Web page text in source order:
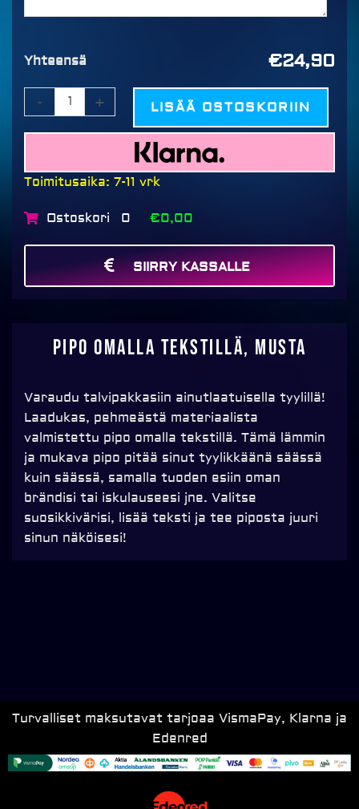
Yhteensä €24,90
- + LISÄÄ OSTOSKORIIN
Toimitusaika: 7-11 vrk
Ostoskori 0 €0,00
SIIRRY KASSALLE
Pipo omalla tekstillä, musta
Varaudu talvipakkasiin ainutlaatuisella tyylillä!
Laadukas, pehmeästä materiaalista
valmistettu pipo omalla tekstillä. Tämä lämmin
ja mukava pipo pitää sinut tyylikkäänä säässä
kuin säässä, samalla tuoden esiin oman
brändisi tai iskulauseesi jne. Valitse
suosikkivärisi, lisää teksti ja tee piposta juuri
sinun näköisesi!
Turvalliset maksutavat tarjoaa VismaPay, Klarna ja
Edenred